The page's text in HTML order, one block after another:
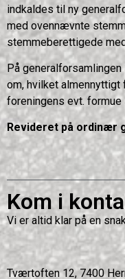
indkaldes til ny
med ovennævnte
stemmeberettigede
På
om, hvilket almennyttigt
foreningens evt. formue
Revideret på ordinær
Kom i
Vi er altid klar på en
Tværtoften 12, 7400